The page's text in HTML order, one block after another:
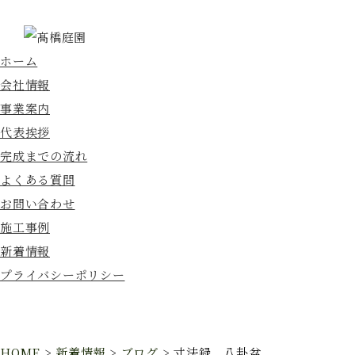
ホーム
会社情報
事業案内
代表挨拶
完成までの流れ
よくある質問
お問い合わせ
施工事例
新着情報
プライバシーポリシー